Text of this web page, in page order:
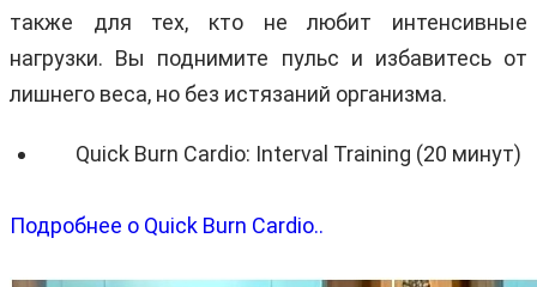
также для тех, кто не любит интенсивные
нагрузки. Вы поднимите пульс и избавитесь от
лишнего веса, но без истязаний организма.
Quick Burn Cardio: Interval Training (20 минут)
Подробнее о Quick Burn Cardio..